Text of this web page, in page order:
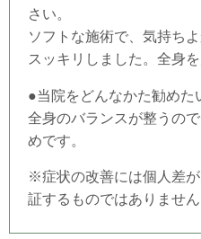
さい。
ソフトな施術で、気持ち
スッキリしました。全身
●当院をどんなかた勧めた
全身のバランスが整うの
めです。
※症状の改善には個人差
証するものではありません